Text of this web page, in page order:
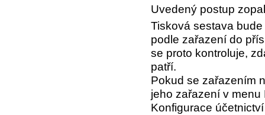
Uvedený postup
Tisková sestava
podle zařazení do
se proto kontroluje,
patří.
Pokud se zařazením
jeho zařazení v menu
Konfigurace